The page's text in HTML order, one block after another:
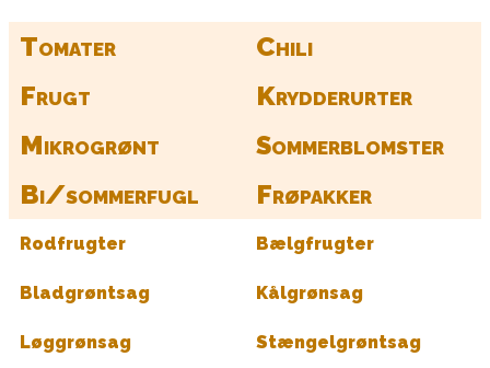
Tomater
Chili
Frugt
Krydderurter
Mikrogrønt
Sommerblomster
Bi/sommerfugl
Frøpakker
Rodfrugter Bælgfrugter
Bladgrøntsag Kålgrønsag
Løggrønsag Stængelgrøntsag